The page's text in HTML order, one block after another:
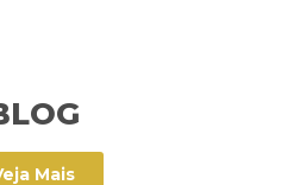
Mais